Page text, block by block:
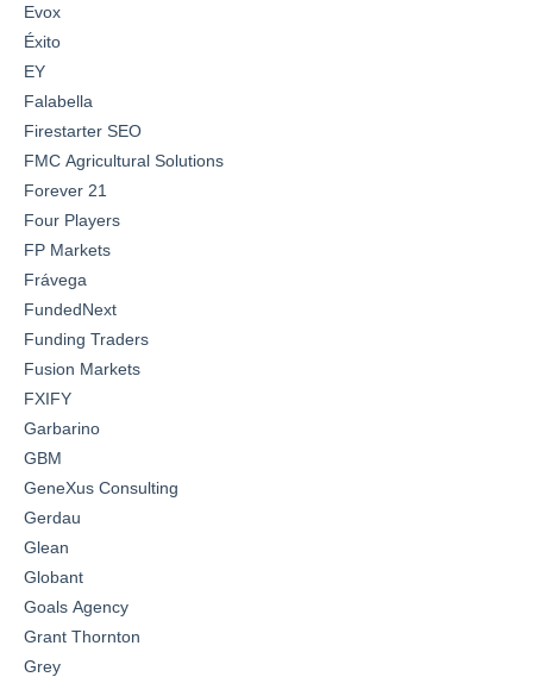
Evox
Éxito
EY
Falabella
Firestarter SEO
FMC Agricultural Solutions
Forever 21
Four Players
FP Markets
Frávega
FundedNext
Funding Traders
Fusion Markets
FXIFY
Garbarino
GBM
GeneXus Consulting
Gerdau
Glean
Globant
Goals Agency
Grant Thornton
Grey